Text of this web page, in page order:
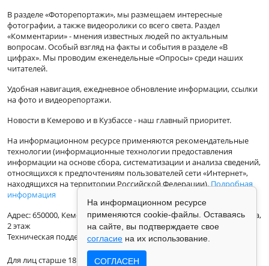
В разделе «Фоторепортажи», мы размещаем интересные
фотографии, а также видеоролики со всего света. Раздел
«Комментарии» - мнения известных людей по актуальным
вопросам. Особый взгляд на факты и события в разделе «В
цифрах». Мы проводим еженедельные «Опросы» среди наших
читателей.
Удобная навигация, ежедневное обновление информации, ссылки
на фото и видеорепортажи.
Новости в Кемерово и в Кузбассе - наш главный приоритет.
На информационном ресурсе применяются рекомендательные
технологии (информационные технологии предоставления
информации на основе сбора, систематизации и анализа сведений,
относящихся к предпочтениям пользователей сети «Интернет»,
находящихся на территории Российской Федерации).Подробная
информация
Адрес: 650000, Кемеровская Область, г.Кемерово, ул.Кузбасская 33а,
2 этаж
Техническая поддержка: support@vse42.ru
Для лиц старше 18 лет.
На информационном ресурсе
применяются cookie-файлы. Оставаясь
на сайте, вы подтверждаете свое
согласие на их использование.
СОГЛАСЕН